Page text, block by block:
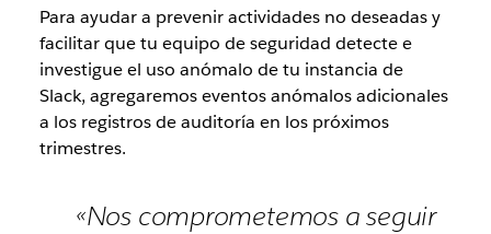
Para ayudar a prevenir actividades no deseadas y
facilitar que tu equipo de seguridad detecte e
investigue el uso anómalo de tu instancia de
Slack, agregaremos eventos anómalos adicionales
a los registros de auditoría en los próximos
trimestres.
«Nos comprometemos a seguir